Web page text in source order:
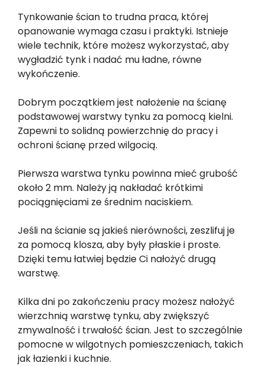
Tynkowanie ścian to trudna praca, której
opanowanie wymaga czasu i praktyki. Istnieje
wiele technik, które możesz wykorzystać, aby
wygładzić tynk i nadać mu ładne, równe
wykończenie.
Dobrym początkiem jest nałożenie na ścianę
podstawowej warstwy tynku za pomocą kielni.
Zapewni to solidną powierzchnię do pracy i
ochroni ścianę przed wilgocią.
Pierwsza warstwa tynku powinna mieć grubość
około 2 mm. Należy ją nakładać krótkimi
pociągnięciami ze średnim naciskiem.
Jeśli na ścianie są jakieś nierówności, zeszlifuj je
za pomocą klosza, aby były płaskie i proste.
Dzięki temu łatwiej będzie Ci nałożyć drugą
warstwę.
Kilka dni po zakończeniu pracy możesz nałożyć
wierzchnią warstwę tynku, aby zwiększyć
zmywalność i trwałość ścian. Jest to szczególnie
pomocne w wilgotnych pomieszczeniach, takich
jak łazienki i kuchnie.